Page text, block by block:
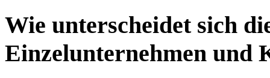
Wie unterscheidet sich
Einzelunternehmen und